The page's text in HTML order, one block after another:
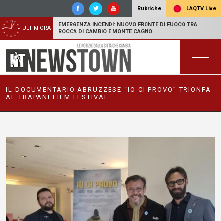
Rubriche LAQTV Live
ULTIM'ORA
EMERGENZA INCENDI: NUOVO FRONTE DI FUOCO TRA
ROCCA DI CAMBIO E MONTE CAGNO
IL DOCUMENTARIO ABRUZZESE “IO CI PROVO” TRIONFA
AL TRAPANI FILM FESTIVAL